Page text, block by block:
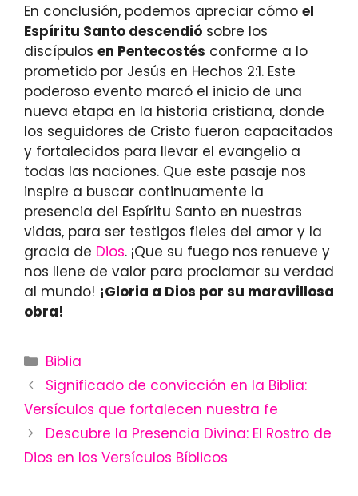
En conclusión, podemos apreciar cómo el
Espíritu Santo descendió sobre los
discípulos en Pentecostés conforme a lo
prometido por Jesús en Hechos 2:1. Este
poderoso evento marcó el inicio de una
nueva etapa en la historia cristiana, donde
los seguidores de Cristo fueron capacitados
y fortalecidos para llevar el evangelio a
todas las naciones. Que este pasaje nos
inspire a buscar continuamente la
presencia del Espíritu Santo en nuestras
vidas, para ser testigos fieles del amor y la
gracia de Dios. ¡Que su fuego nos renueve y
nos llene de valor para proclamar su verdad
al mundo! ¡Gloria a Dios por su maravillosa
obra!
Categories
Biblia
Significado de convicción en la Biblia:
Versículos que fortalecen nuestra fe
Descubre la Presencia Divina: El Rostro de
Dios en los Versículos Bíblicos